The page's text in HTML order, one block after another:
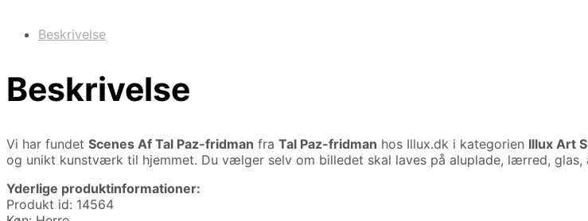
Beskrivelse
Beskrivelse
Vi har fundet Scenes Af Tal Paz-fridman fra Tal Paz-fridman hos Illux.dk i kategorien Illux Art
og unikt kunstværk til hjemmet. Du vælger selv om billedet skal laves på aluplade, lærred,
Yderlige produktinformationer:
Produkt id: 14564